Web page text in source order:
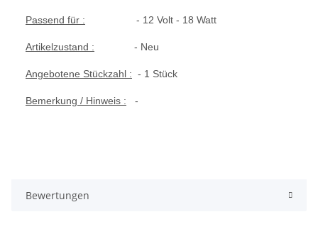
Passend für : - 12 Volt - 18 Watt
Artikelzustand : - Neu
Angebotene Stückzahl : - 1 Stück
Bemerkung / Hinweis : -
Bewertungen